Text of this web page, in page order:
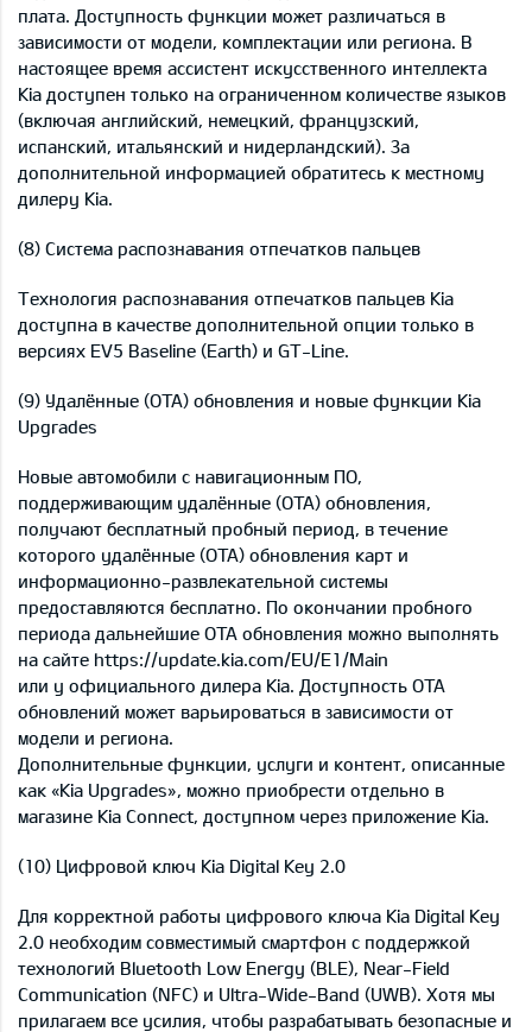
плата. Доступность функции может различаться в
зависимости от модели, комплектации или региона. В
настоящее время ассистент искусственного интеллекта
Kia доступен только на ограниченном количестве языков
(включая английский, немецкий, французский,
испанский, итальянский и нидерландский). За
дополнительной информацией обратитесь к местному
дилеру Kia.
(8) Система распознавания отпечатков пальцев
Технология распознавания отпечатков пальцев Kia
доступна в качестве дополнительной опции только в
версиях EV5 Baseline (Earth) и GT-Line.
(9) Удалённые (OTA) обновления и новые функции Kia
Upgrades
Новые автомобили с навигационным ПО,
поддерживающим удалённые (OTA) обновления,
получают бесплатный пробный период, в течение
которого удалённые (OTA) обновления карт и
информационно-развлекательной системы
предоставляются бесплатно. По окончании пробного
периода дальнейшие OTA обновления можно выполнять
на сайте https://update.kia.com/EU/E1/Main
или у официального дилера Kia. Доступность OTA
обновлений может варьироваться в зависимости от
модели и региона.
Дополнительные функции, услуги и контент, описанные
как «Kia Upgrades», можно приобрести отдельно в
магазине Kia Connect, доступном через приложение Kia.
(10) Цифровой ключ Kia Digital Key 2.0
Для корректной работы цифрового ключа Kia Digital Key
2.0 необходим совместимый смартфон с поддержкой
технологий Bluetooth Low Energy (BLE), Near-Field
Communication (NFC) и Ultra-Wide-Band (UWB). Хотя мы
прилагаем все усилия, чтобы разрабатывать безопасные и